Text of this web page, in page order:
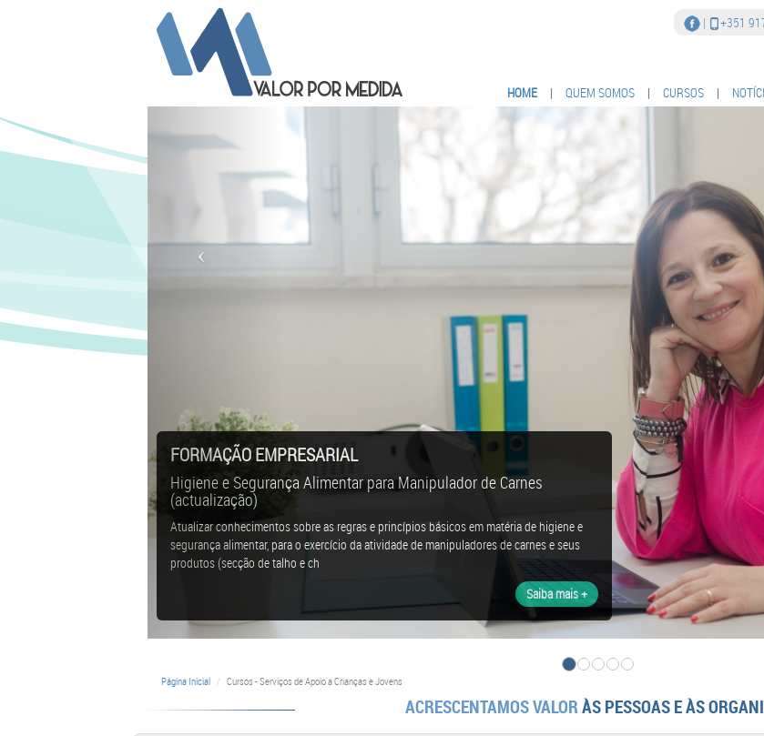
| +351
HOME | QUEM SOMOS | CURSOS |
FORMAÇÃO EMPRESARIAL
Higiene e Segurança Alimentar para Manipulador de Carnes
(actualização)
Atualizar conhecimentos sobre as regras e princípios básicos em matéria de higiene e
segurança alimentar, para o exercício da atividade de manipuladores de carnes e seus
produtos (secção de talho e ch
Saiba mais +
Página Inicial Cursos - Serviços de Apoio a Crianças e Jovens
ACRESCENTAMOS VALORÀS PESSOAS E ÀS